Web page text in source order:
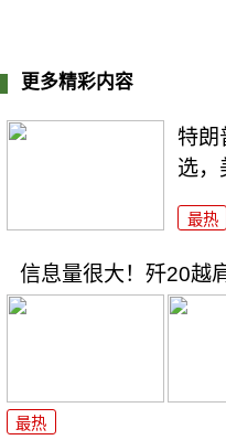
更多精彩内容
特朗
选，
最热
信息量很大！歼20越
最热